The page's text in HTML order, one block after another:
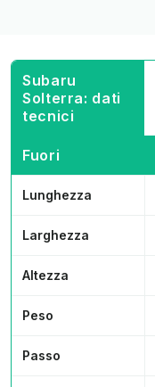
Subaru
Solterra: dati
tecnici
Fuori
Lunghezza
Larghezza
Altezza
Peso
Passo